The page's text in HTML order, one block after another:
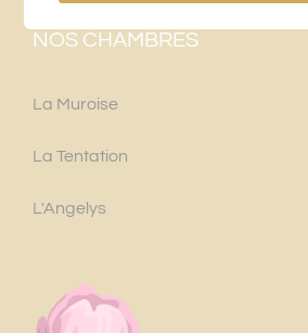
NOS CHAMBRES
La Muroise
La Tentation
L'Angelys